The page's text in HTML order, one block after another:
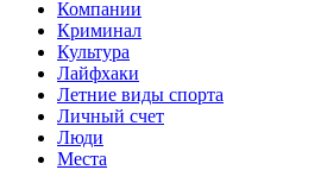
Компании
Криминал
Культура
Лайфхаки
Летние виды спорта
Личный счет
Люди
Места